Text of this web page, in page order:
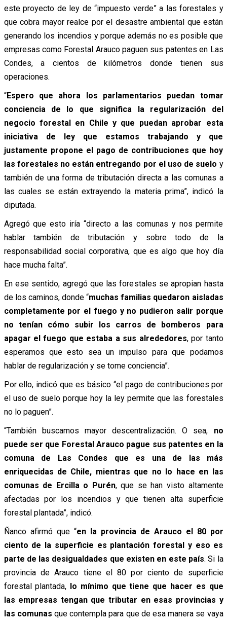
este proyecto de ley de “impuesto verde” a las forestales y
que cobra mayor realce por el desastre ambiental que están
generando los incendios y porque además no es posible que
empresas como Forestal Arauco paguen sus patentes en Las
Condes, a cientos de kilómetros donde tienen sus
operaciones.
“Espero que ahora los parlamentarios puedan tomar
conciencia de lo que significa la regularización del
negocio forestal en Chile y que puedan aprobar esta
iniciativa de ley que estamos trabajando y que
justamente propone el pago de contribuciones que hoy
las forestales no están entregando por el uso de suelo y
también de una forma de tributación directa a las comunas a
las cuales se están extrayendo la materia prima”, indicó la
diputada.
Agregó que esto iría “directo a las comunas y nos permite
hablar también de tributación y sobre todo de la
responsabilidad social corporativa, que es algo que hoy día
hace mucha falta”.
En ese sentido, agregó que las forestales se apropian hasta
de los caminos, donde “muchas familias quedaron aisladas
completamente por el fuego y no pudieron salir porque
no tenían cómo subir los carros de bomberos para
apagar el fuego que estaba a sus alrededores, por tanto
esperamos que esto sea un impulso para que podamos
hablar de regularización y se tome conciencia”.
Por ello, indicó que es básico “el pago de contribuciones por
el uso de suelo porque hoy la ley permite que las forestales
no lo paguen”.
“También buscamos mayor descentralización. O sea, no
puede ser que Forestal Arauco pague sus patentes en la
comuna de Las Condes que es una de las más
enriquecidas de Chile, mientras que no lo hace en las
comunas de Ercilla o Purén, que se han visto altamente
afectadas por los incendios y que tienen alta superficie
forestal plantada”, indicó.
Ñanco afirmó que “en la provincia de Arauco el 80 por
ciento de la superficie es plantación forestal y eso es
parte de las desigualdades que existen en este país. Si la
provincia de Arauco tiene el 80 por ciento de superficie
forestal plantada, lo mínimo que tiene que hacer es que
las empresas tengan que tributar en esas provincias y
las comunas que contempla para que de esa manera se vaya